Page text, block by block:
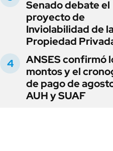
Senado debate el
proyecto de
Inviolabilidad de la
Propiedad
ANSES confirmó
montos y el
de pago de
AUH y SUAF